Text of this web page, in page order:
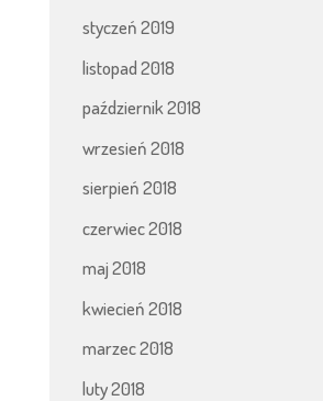
styczeń 2019
listopad 2018
październik 2018
wrzesień 2018
sierpień 2018
czerwiec 2018
maj 2018
kwiecień 2018
marzec 2018
luty 2018